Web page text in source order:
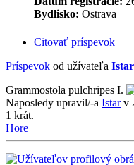
Bydlisko: Ostrava
Citovať príspevok
Príspevok od užívateľa Istar
Grammostola pulchripes I.
Naposledy upravil/-a Istarv
1 krát.
Hore